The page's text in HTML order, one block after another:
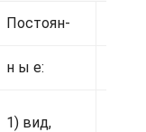
Постоян-
н ы е:
1) вид,